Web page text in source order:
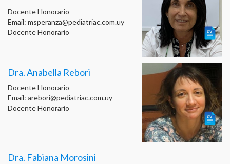
Docente Honorario
Email: msperanza@pediatriac.com.uy
Docente Honorario
Dra. Anabella Rebori
Docente Honorario
Email: arebori@pediatriac.com.uy
Docente Honorario
Dra. Fabiana Morosini